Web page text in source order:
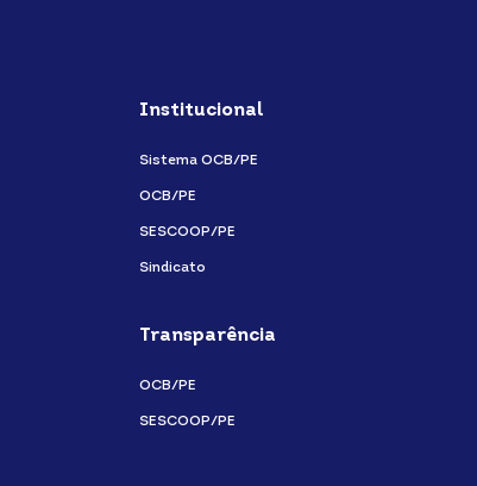
Institucional
Sistema OCB/PE
OCB/PE
SESCOOP/PE
Sindicato
Transparência
OCB/PE
SESCOOP/PE